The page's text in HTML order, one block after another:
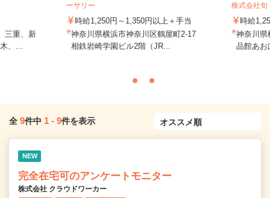
三重、新
、...
ーサリー
時給1,250円～1,350円以上＋手当
神奈川県横浜市神奈川区鶴屋町2-17
相鉄岩崎学園ビル2階（JR...
株式会社旬
時給
神奈川県
品館あ
全 9件中 1 - 9件を表示
NEW
完全在宅可のアンケートモニター
株式会社 クラウドワーカー